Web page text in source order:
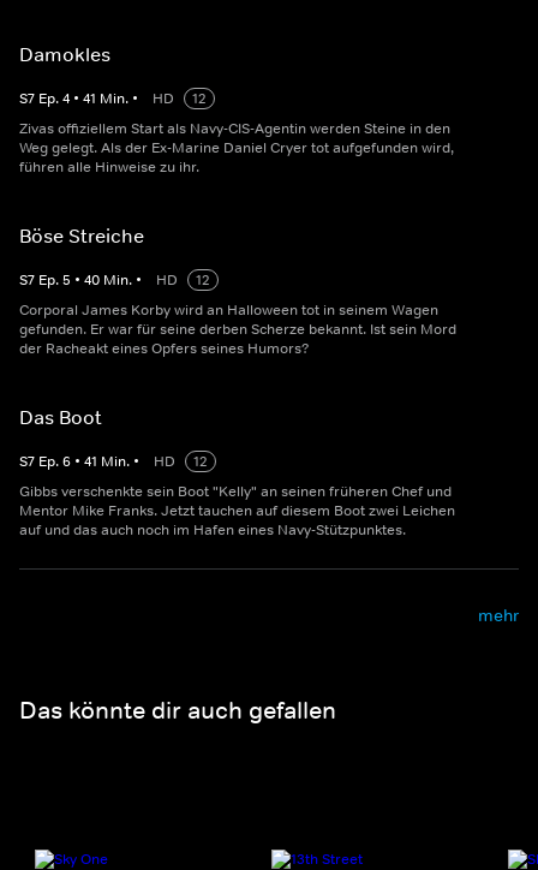
Damokles
S7 Ep.4 • 41 Min. • HD
12
Zivas offiziellem Start als Navy-CIS-Agentin werden Steine in den
Weg gelegt. Als der Ex-Marine Daniel Cryer tot aufgefunden wird,
führen alle Hinweise zu ihr.
Böse Streiche
S7 Ep.5 • 40 Min. • HD
12
Corporal James Korby wird an Halloween tot in seinem Wagen
gefunden. Er war für seine derben Scherze bekannt. Ist sein Mord
der Racheakt eines Opfers seines Humors?
Das Boot
S7 Ep.6 • 41 Min. • HD
12
Gibbs verschenkte sein Boot "Kelly" an seinen früheren Chef und
Mentor Mike Franks. Jetzt tauchen auf diesem Boot zwei Leichen
auf und das auch noch im Hafen eines Navy-Stützpunktes.
mehr
Das könnte dir auch gefallen